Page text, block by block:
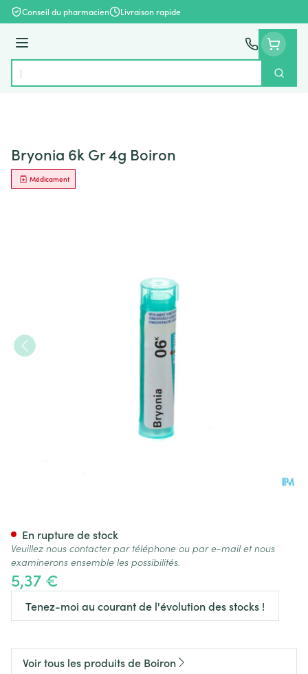
Aller au contenu
Conseil du pharmacien Livraison rapide
Menu
Rechercher
Bryonia 6k Gr 4g Boiron
Médicament
5,37 €
Tenez-moi au courant de l'évolution des stocks !
En rupture de stock
Veuillez nous contacter par téléphone ou par e-mail et nous
examinerons ensemble les possibilités.
Voir tous les produits de Boiron